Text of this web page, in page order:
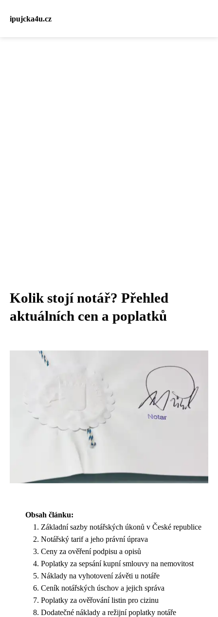
ipujcka4u.cz
Kolik stojí notář? Přehled
aktuálních cen a poplatků
Obsah článku:
Základní sazby notářských úkonů v České republice
Notářský tarif a jeho právní úprava
Ceny za ověření podpisu a opisů
Poplatky za sepsání kupní smlouvy na nemovitost
Náklady na vyhotovení závěti u notáře
Ceník notářských úschov a jejich správa
Poplatky za ověřování listin pro cizinu
Dodatečné náklady a režijní poplatky notáře